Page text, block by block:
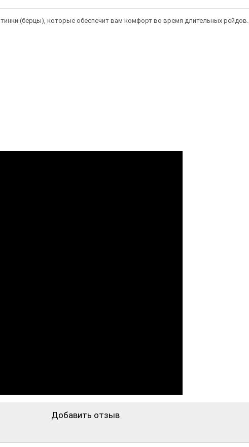
(берцы), которые обеспечит вам комфорт во время длительных рейдов.
Добавить отзыв